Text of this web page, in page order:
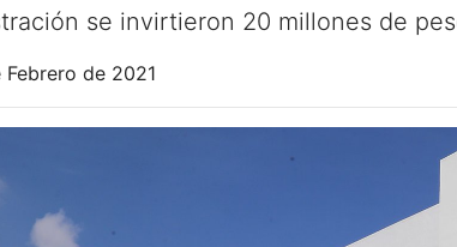
se invirtieron 20 millones de
Febrero de 2021